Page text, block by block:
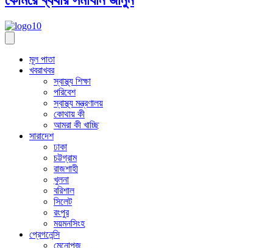
মূল পাতা
খবরাখবর
স্বাস্থ্য শিক্ষা
পরিবেশ
স্বাস্থ্য মন্ত্রণালয়
কোথায় কী
আমরা কী খাচ্ছি
সারাদেশ
ঢাকা
চট্টগ্রাম
রাজশাহী
খুলনা
বরিশাল
সিলেট
রংপুর
ময়মনসিংহ
প্রেগনেন্সি
মেনোপজ